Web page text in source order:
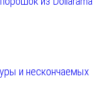
и нескончаемых